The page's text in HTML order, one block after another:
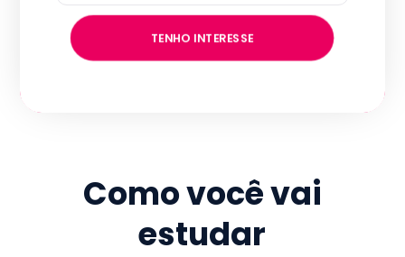
TENHO INTERESSE
Como você vai
estudar